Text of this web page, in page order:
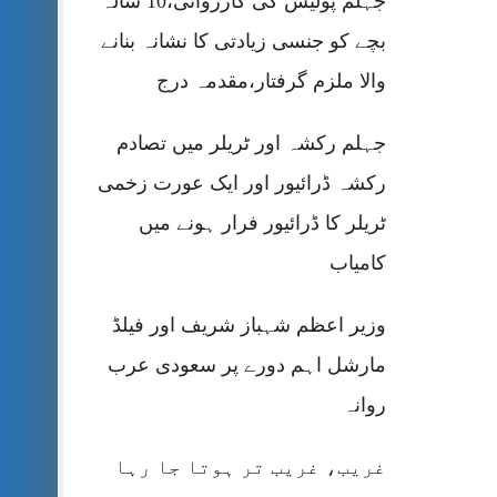
بچے کو جنسی زیادتی کا نشانہ بنانے
والا ملزم گرفتار،مقدمہ درج
جہلم رکشہ اور ٹریلر میں تصادم
رکشہ ڈرائیور اور ایک عورت زخمی
ٹریلر کا ڈرائیور فرار ہونے میں
کامیاب
وزیر اعظم شہباز شریف اور فیلڈ
مارشل اہم دورے پر سعودی عرب
روانہ
غریب، غریب تر ہوتا جا رہا